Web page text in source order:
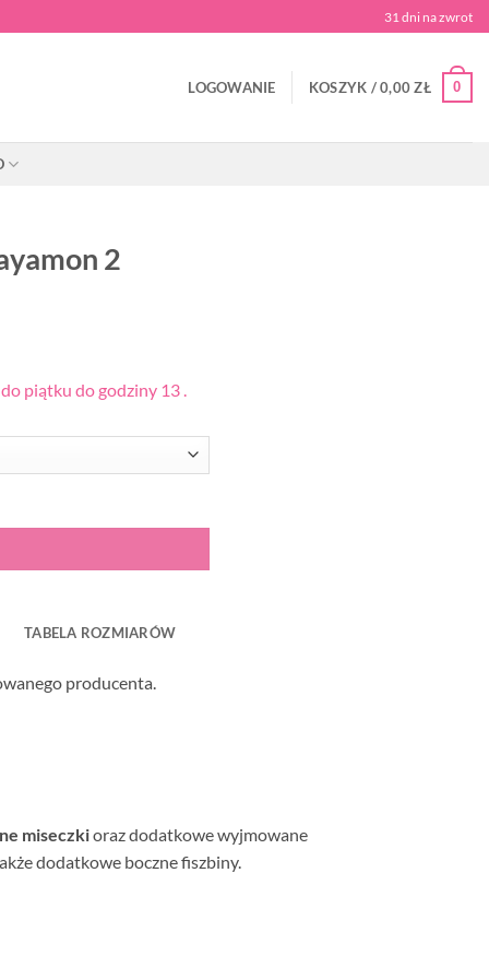
31 dni na zwrot
LOGOWANIE KOSZYK /0,00ZŁ 0
2
piątku do godziny 13 .
TABELA ROZMIARÓW
producenta.
miseczkioraz dodatkowe wyjmowane
dodatkowe boczne fiszbiny.